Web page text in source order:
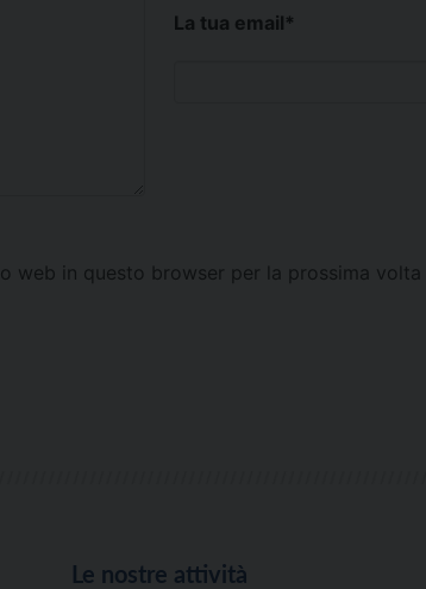
La tua email*
web in questo browser per la prossima
Le nostre attività